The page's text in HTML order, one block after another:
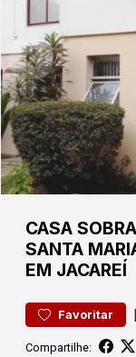
CASA
SANTA
EM JACAREÍ
Favoritar |
Compartilhe: